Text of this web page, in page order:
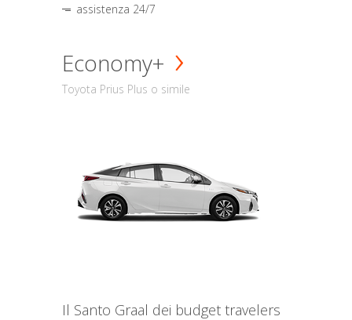
assistenza 24/7
Economy+
Toyota Prius Plus o simile
Il Santo Graal dei budget travelers